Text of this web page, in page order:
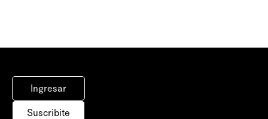
Ingresar
Suscribite